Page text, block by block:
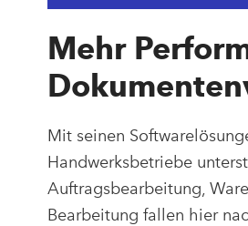
Mehr
Mit seinen
Handwerksbetriebe
Auftragsbearbeitung,
Bearbeitung fallen hier